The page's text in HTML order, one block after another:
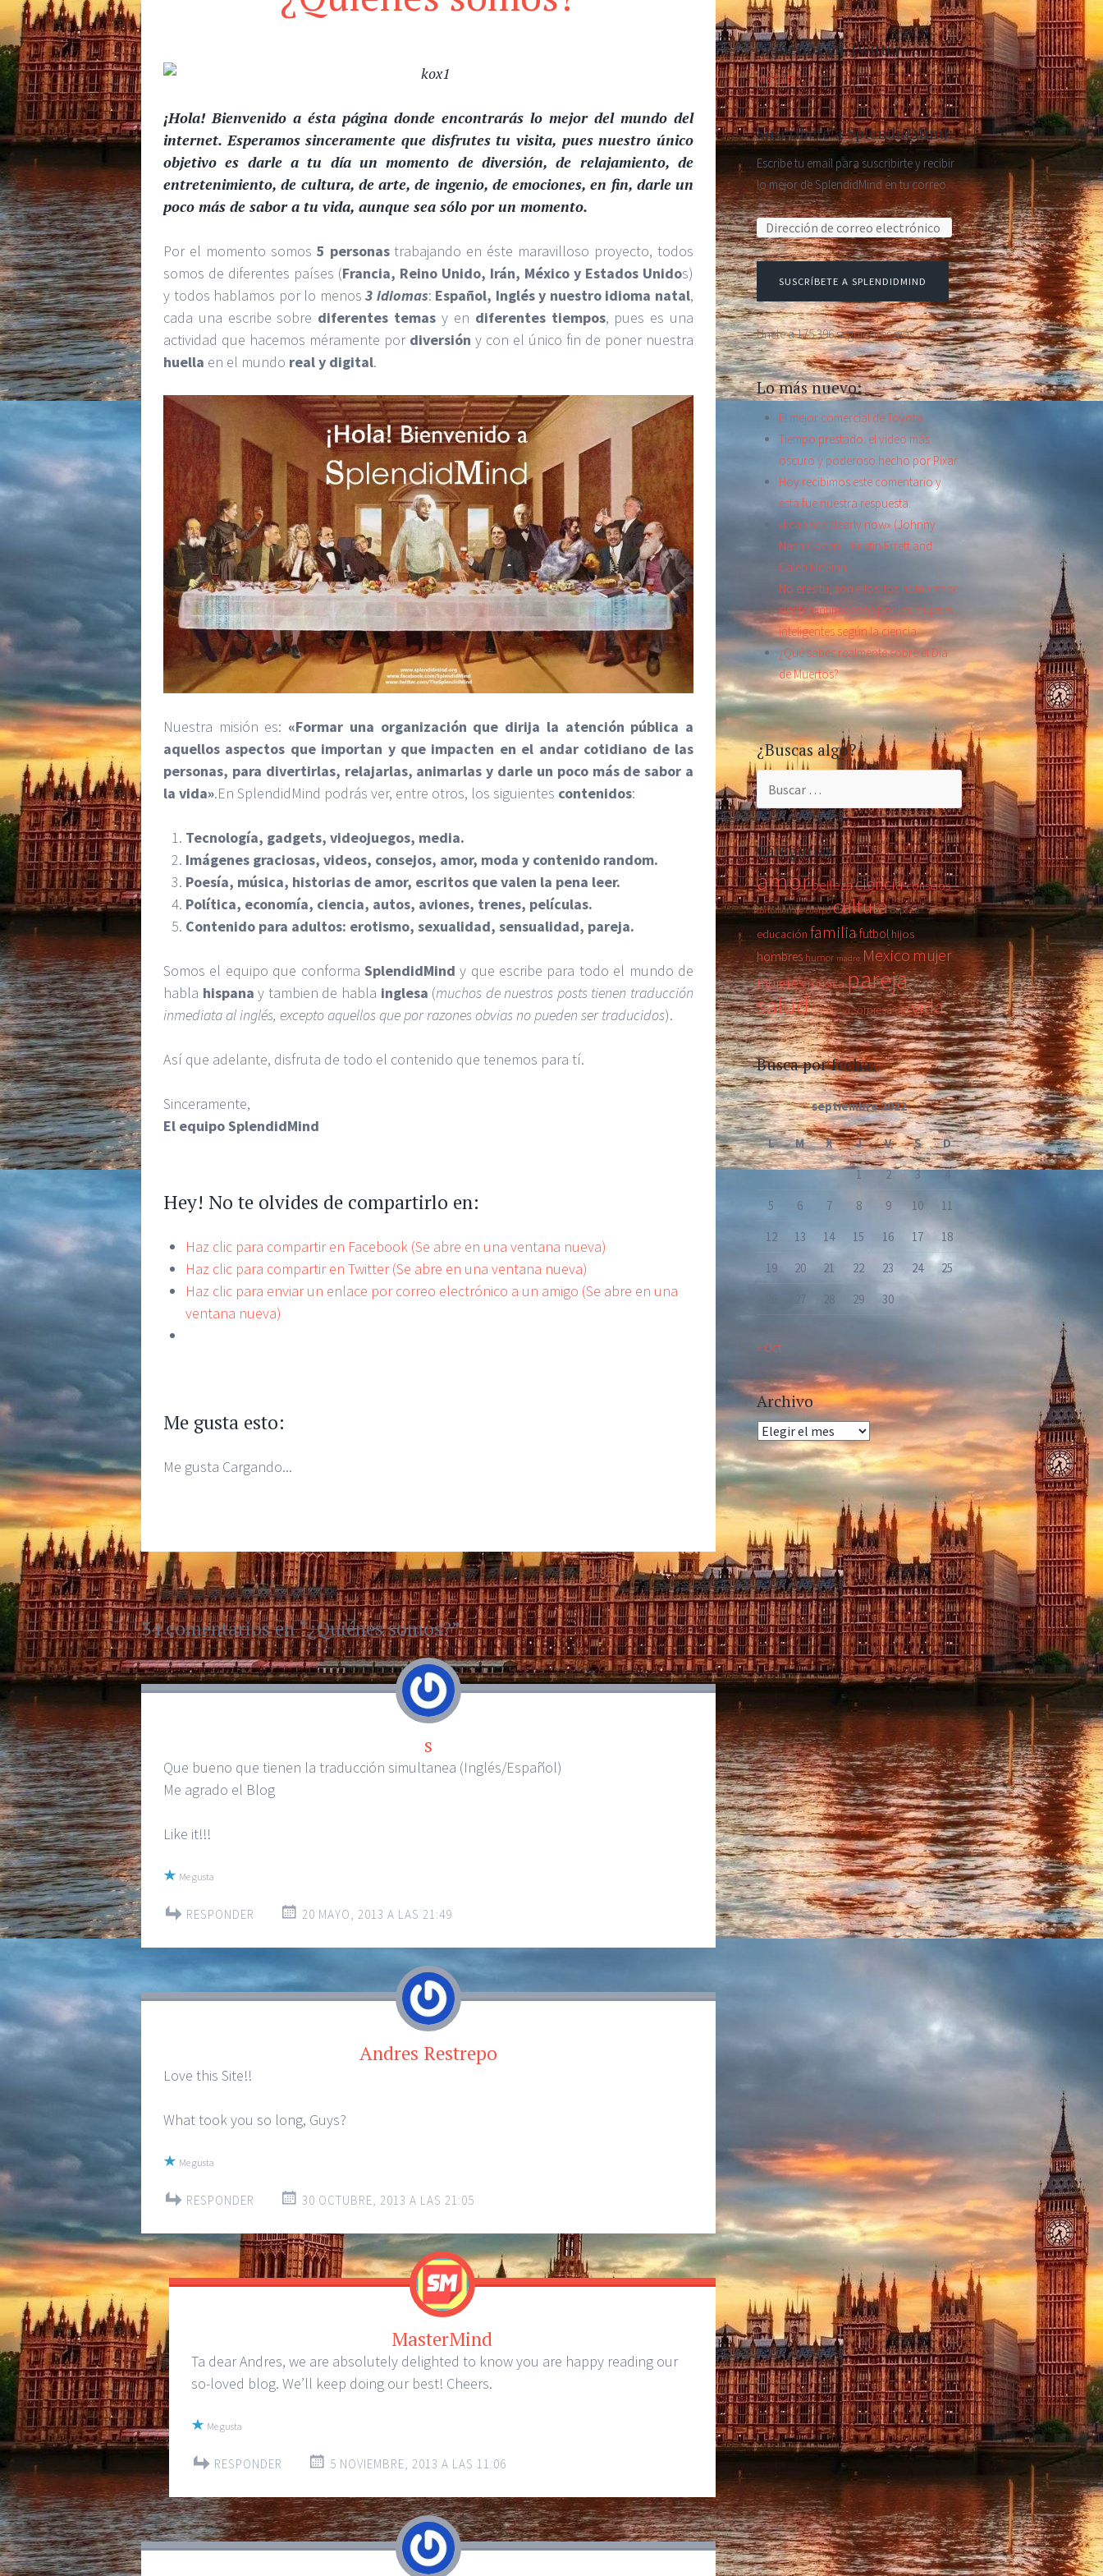
¡Hola! Bienvenido a ésta página donde encontrarás lo mejor del mundo del
internet. Esperamos sinceramente que disfrutes tu visita, pues nuestro único
objetivo es darle a tu día un momento de diversión, de relajamiento, de
entretenimiento, de cultura, de arte, de ingenio, de emociones, en fin, darle un
poco más de sabor a tu vida, aunque sea sólo por un momento.
Por el momento somos 5 personastrabajando en éste maravilloso proyecto, todos
somos de diferentes países (Francia, Reino Unido, Irán, México y Estados Unidos)
y todos hablamos por lo menos3 idiomas: Español, Inglés y nuestro idioma natal,
cada una escribe sobre diferentes temas y en diferentes tiempos, pues es una
actividad que hacemos méramente por diversión y con el único fin de poner nuestra
huella en el mundo real y digital.
Nuestra misión es: «Formar una organización que dirija la atención pública a
aquellos aspectos que importan y que impacten en el andar cotidiano de las
personas, para divertirlas, relajarlas, animarlas y darle un poco más de sabor a
la vida».En SplendidMind podrás ver, entre otros, los siguientes contenidos:
Tecnología, gadgets, videojuegos, media.
Imágenes graciosas, videos, consejos, amor, moda y contenido random.
Poesía, música, historias de amor, escritos que valen la pena leer.
Política, economía, ciencia, autos, aviones, trenes, películas.
Contenido para adultos: erotismo, sexualidad, sensualidad, pareja.
Somos el equipo que conforma SplendidMind y que escribe para todo el mundo de
habla hispana y tambien de habla inglesa (muchos de nuestros posts tienen traducción
inmediata al inglés, excepto aquellos que por razones obvias no pueden ser traducidos).
Así que adelante, disfruta de todo el contenido que tenemos para tí.
Sinceramente,
El equipo SplendidMind
Hey! No te olvides de compartirlo en:
Haz clic para compartir en Facebook (Se abre en una ventana nueva)
Haz clic para compartir en Twitter (Se abre en una ventana nueva)
Haz clic para enviar un enlace por correo electrónico a un amigo (Se abre en una
ventana nueva)
Me gusta esto:
Me gusta Cargando...
34 comentarios en “¿Quiénes somos?”
s
Que bueno que tienen la traducción simultanea (Inglés/Español)
Me agrado el Blog
Like it!!!
Me gusta
RESPONDER 20 MAYO, 2013 A LAS 21:49
Andres Restrepo
Love this Site!!
What took you so long, Guys?
Me gusta
RESPONDER 30 OCTUBRE, 2013 A LAS 21:05
MasterMind
Ta dear Andres, we are absolutely delighted to know you are happy reading our
so-loved blog. We’ll keep doing our best! Cheers.
Me gusta
RESPONDER 5 NOVIEMBRE, 2013 A LAS 11:06
Síguenos en Twitter
Mis tuits
Suscríbete a SplendidMind:
Escribe tu email para suscribirte y recibir
lo mejor de SplendidMind en tu correo.
Dirección de correo electrónico:
SUSCRÍBETE A SPLENDIDMIND
Únete a 175.396 seguidores más
Lo más nuevo:
El mejor comercial de Toyota
Tiempo prestado: el video más
oscuro y poderoso hecho por Pixar
Hoy recibimos este comentario y
esta fue nuestra respuesta.
«I can see clearly now» (Johnny
Nash Cover) – Kristin Errett and
Caleb McGinn
No eres tú, son ellos: los hombres se
sienten intimidados por las mujeres
inteligentes según la ciencia
¿Qué sabes realmente sobre el Día
de Muertos?
¿Buscas algo?
Categorías
amorbellezacienciaconsejos
cortometraje cuerpo cultura deporte
educación familiafutbol hijos
hombres humor madre Mexicomujer
mujeresmúsicapareja
salud sexualidad sorpresa tips vida
Busca por fecha:
septiembre 2022
L M X J V S
D
1
2 3
4
5
6 7 8 9 10
11
12
13 14 15 16 17
18
19
20 21 22 23 24
25
27 28 29 30
« Oct
Archivo
Archivo